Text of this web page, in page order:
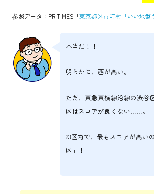
参照データ：PR TIMES「東京都区市町村「いい地盤
本当だ！！
明らかに、西が高い。
ただ、東急東横線沿線の渋谷
区はスコアが良くない……。
23区内で、最もスコアが高
区」！